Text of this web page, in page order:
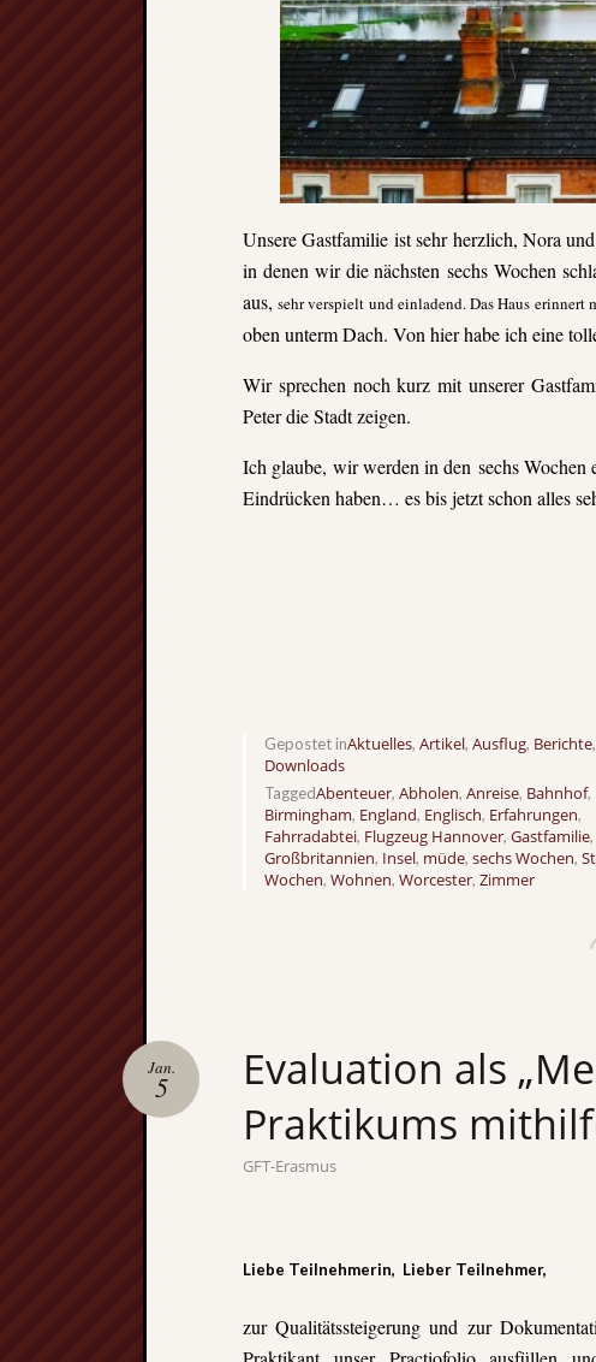
Unsere Gastfamilie ist sehr herzlich, Nora
in denen wir die nächsten sechs Wochen
aus,sehr verspielt und einladend. Das Haus
oben unterm Dach. Von hier habe ich eine
Wir sprechen noch kurz mit unserer
Peter die Stadt zeigen.
Ich glaube, wir werden in den sechs
Eindrücken haben… es bis jetzt schon alles
Gepostet inAktuelles, Artikel, Ausflug, Berichte,
Downloads
TaggedAbenteuer, Abholen, Anreise, Bahnhof,
Birmingham, England, Englisch, Erfahrungen,
Fahrradabtei, Flugzeug Hannover, Gastfamilie,
Großbritannien, Insel, müde, sechs Wochen,
Wochen, Wohnen, Worcester, Zimmer
Evaluation als
Praktikums
Jan.
5
GFT-Erasmus
Liebe Teilnehmerin, Lieber Teilnehmer,
zur Qualitätssteigerung und zur